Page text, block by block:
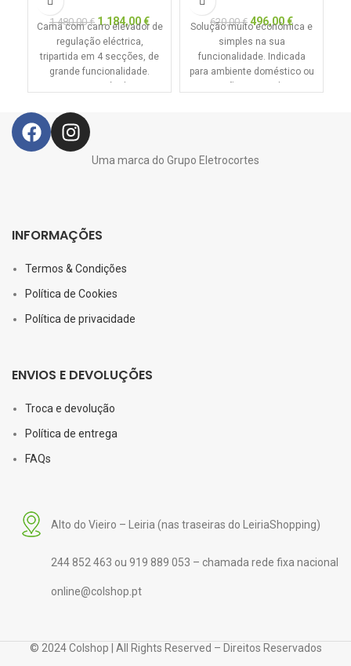
1.480,00€ 1.184,00€
Cama com carro elevador de
regulação eléctrica,
tripartida em 4 secções, de
grande funcionalidade.
620,00€ 496,00€
Solução muito económica e
simples na sua
funcionalidade. Indicada
para ambiente doméstico ou
Uma marca do Grupo Eletrocortes
INFORMAÇÕES
Termos & Condições
Política de Cookies
Política de privacidade
ENVIOS E DEVOLUÇÕES
Troca e devolução
Política de entrega
FAQs
Alto do Vieiro – Leiria (nas traseiras do LeiriaShopping)
244 852 463 ou 919 889 053 – chamada rede fixa nacional
online@colshop.pt
© 2024 Colshop | All Rights Reserved – Direitos Reservados